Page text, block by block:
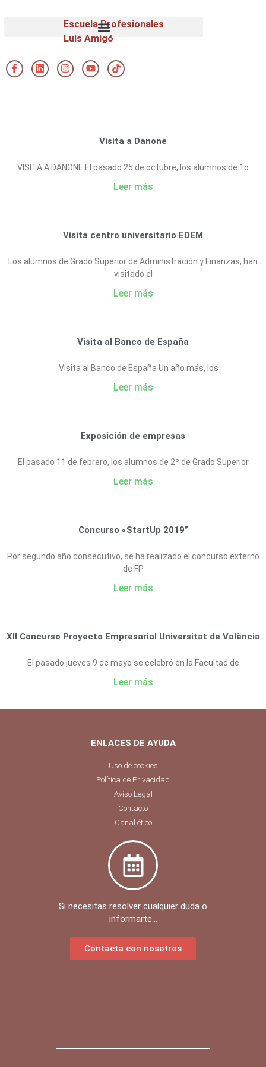
Escuela Profesionales
Luis Amigó
Visita a Danone
VISITA A DANONE El pasado 25 de octubre, los alumnos de 1o
Leer más
Visita centro universitario EDEM
Los alumnos de Grado Superior de Administración y Finanzas, han
visitado el
Leer más
Visita al Banco de España
Visita al Banco de España Un año más, los
Leer más
Exposición de empresas
El pasado 11 de febrero, los alumnos de 2º de Grado Superior
Leer más
Concurso «StartUp 2019”
Por segundo año consecutivo, se ha realizado el concurso externo
de FP
Leer más
XII Concurso Proyecto Empresarial Universitat de València
El pasado jueves 9 de mayo se celebró en la Facultad de
Leer más
ENLACES DE AYUDA
Uso de cookies
Política de Privacidad
Aviso Legal
Contacto
Canal ético
Si necesitas resolver cualquier duda o
informarte...
Contacta con nosotros